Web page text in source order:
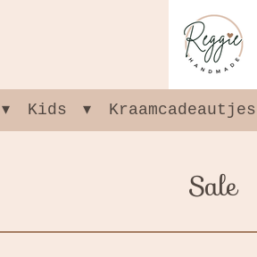
Kids Kraamcadeautjes
Sale